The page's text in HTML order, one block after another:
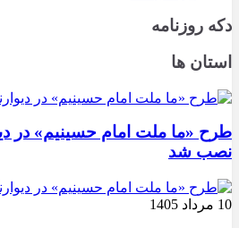
دکه روزنامه
استان ها
طرح «ما ملت امام حسینیم» در
نصب شد
10 مرداد 1405